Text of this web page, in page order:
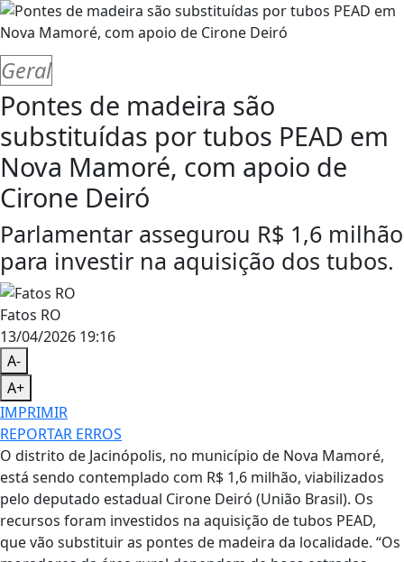
Geral
Pontes de madeira são
substituídas por tubos PEAD em
Nova Mamoré, com apoio de
Cirone Deiró
Parlamentar assegurou R$ 1,6 milhão
para investir na aquisição dos tubos.
Fatos RO
13/04/2026 19:16
A-
A+
IMPRIMIR
REPORTAR ERROS
O distrito de Jacinópolis, no município de Nova Mamoré,
está sendo contemplado com R$ 1,6 milhão, viabilizados
pelo deputado estadual Cirone Deiró (União Brasil). Os
recursos foram investidos na aquisição de tubos PEAD,
que vão substituir as pontes de madeira da localidade. “Os